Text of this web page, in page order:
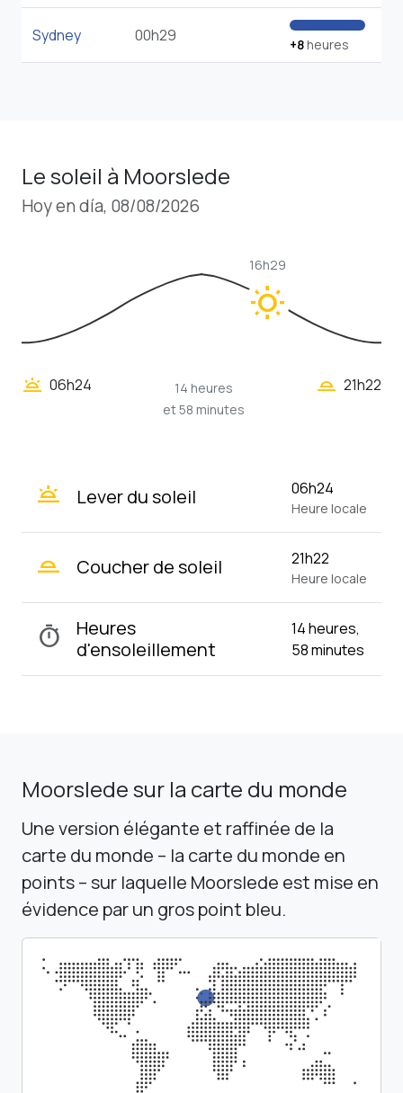
Sydney 00h29 +8heures
Le soleil à Moorslede
Hoy en día, 08/08/2026
wb_sunny
16h29
wb_twilight 06h24
14 heures
et 58 minutes
wb_twilight_2 21h22
wb_twilight Lever du soleil 06h24
Heure locale
wb_twilight_2 Coucher de soleil 21h22
Heure locale
timer
Heures
d'ensoleillement
14 heures,
58 minutes
Moorslede sur la carte du monde
Une version élégante et raffinée de la
carte du monde – la carte du monde en
points – sur laquelle Moorslede est mise en
évidence par un gros point bleu.